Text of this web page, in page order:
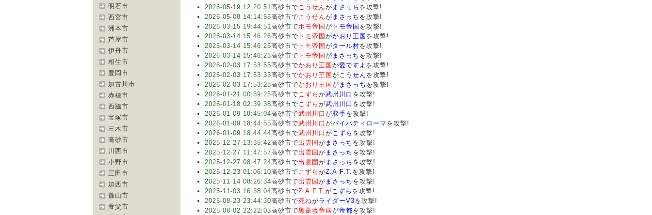
明石市
西宮市
洲本市
芦屋市
伊丹市
相生市
豊岡市
加古川市
赤穂市
西脇市
宝塚市
三木市
高砂市
川西市
小野市
三田市
加西市
篠山市
養父市
2026-05-19 12:20:51高砂市でこうせんが まさっち を攻撃!
2026-05-08 14:14:55高砂市でこうせんが まさっち を攻撃!
2026-03-15 19:44:51高砂市でホモ帝国 が トモ帝国 を攻撃!
2026-03-14 15:46:26高砂市で トモ帝国 がかおり王国 を攻撃!
2026-03-14 15:46:25高砂市で トモ帝国 がタール村を攻撃!
2026-03-14 15:46:23高砂市で トモ帝国 が まさっち を攻撃!
2026-02-03 17:53:55高砂市でかおり王国 が愛ですよ を攻撃!
2026-02-03 17:53:33高砂市でかおり王国 がこうせん を攻撃!
2026-02-03 17:53:28高砂市でかおり王国 が まさっち を攻撃!
2026-01-21 00:39:25高砂市でこずら が武州川口 を攻撃!
2026-01-18 02:39:38高砂市でこずら が武州川口 を攻撃!
2026-01-09 18:45:04高砂市で武州川口 が取手を攻撃!
2026-01-09 18:44:55高砂市で武州川口 がパイパティローマ を攻撃!
2026-01-09 18:44:44高砂市で武州川口 がこずら を攻撃!
2025-12-27 13:35:42高砂市で出雲国 が まさっち を攻撃!
2025-12-27 11:47:57高砂市で出雲国 が まさっち を攻撃!
2025-12-27 08:47:24高砂市で出雲国 が まさっち を攻撃!
2025-12-23 01:06:10高砂市でこずら がZ.A.F.T. を攻撃!
2025-11-14 08:26:34高砂市で出雲国 が まさっち を攻撃!
2025-11-03 16:38:04高砂市でZ.A.F.T.がこずら を攻撃!
2025-08-23 23:44:30高砂市で死ねがライダーV3を攻撃!
2025-08-02 22:22:03高砂市で黒薔薇帝國 が帝都を攻撃!